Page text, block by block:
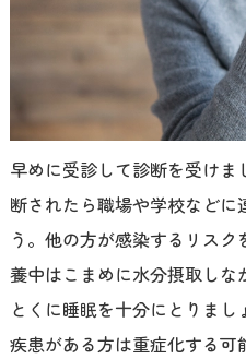
早めに受診して診断を受け
断されたら職場や学校などに
う。他の方が感染するリス
養中はこまめに水分摂取しな
とくに睡眠を十分にとりま
疾患がある方は重症化する